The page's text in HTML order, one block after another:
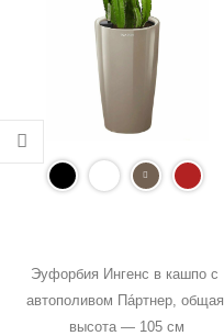
Эуфорбия Ингенс в кашпо с
автополивом Пáртнер, общая
высота — 105 см